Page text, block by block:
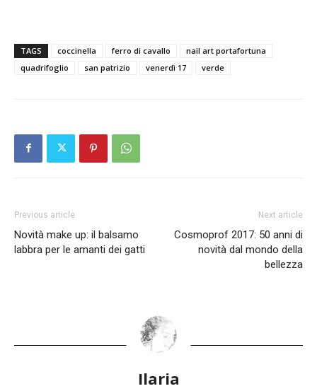
TAGS coccinella ferro di cavallo
nail art portafortuna
quadrifoglio
san patrizio venerdì 17 verde
Previous article
Novità make up: il balsamo
labbra per le amanti dei gatti
Next article
Cosmoprof 2017: 50 anni di
novità dal mondo della
bellezza
Ilaria